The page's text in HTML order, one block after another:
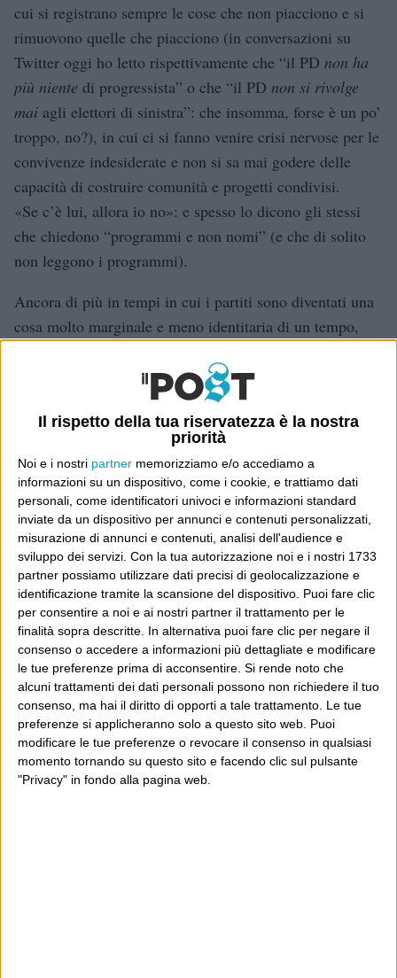
Il rispetto della tua riservatezza è la nostra
priorità
Noi e i nostri partner memorizziamo e/o accediamo a
informazioni su un dispositivo, come i cookie, e trattiamo dati
personali, come identificatori univoci e informazioni standard
inviate da un dispositivo per annunci e contenuti personalizzati,
misurazione di annunci e contenuti, analisi dell'audience e
sviluppo dei servizi. Con la tua autorizzazione noi e i nostri 1733
partner possiamo utilizzare dati precisi di geolocalizzazione e
identificazione tramite la scansione del dispositivo. Puoi fare clic
per consentire a noi e ai nostri partner il trattamento per le
finalità sopra descritte. In alternativa puoi fare clic per negare il
consenso o accedere a informazioni più dettagliate e modificare
le tue preferenze prima di acconsentire. Si rende noto che
alcuni trattamenti dei dati personali possono non richiedere il tuo
consenso, ma hai il diritto di opporti a tale trattamento. Le tue
preferenze si applicheranno solo a questo sito web. Puoi
modificare le tue preferenze o revocare il consenso in qualsiasi
momento tornando su questo sito e facendo clic sul pulsante
"Privacy" in fondo alla pagina web.
cui si registrano sempre le cose che non piacciono e si
rimuovono quelle che piacciono (in conversazioni su
Twitter oggi ho letto rispettivamente che “il PD non ha
più niente di progressista” o che “il PD non si rivolge
mai agli elettori di sinistra”: che insomma, forse è un po’
troppo, no?), in cui ci si fanno venire crisi nervose per le
convivenze indesiderate e non si sa mai godere delle
capacità di costruire comunità e progetti condivisi.
«Se c’è lui, allora io no»: e spesso lo dicono gli stessi
che chiedono “programmi e non nomi” (e che di solito
non leggono i programmi).
Ancora di più in tempi in cui i partiti sono diventati una
cosa molto marginale e meno identitaria di un tempo,
che votiamo una volta ogni tot anni sperando che questo
ottenga che accadano alcune cose che vorremmo, non
sono quello chesiamo.
E perché accadano, è meglio che molte altre persone –
persone assai diverse da noi – votino lo stesso partito.
Questo potrebbe essere fin qui un post generico e
generale che potrei avere scritto altre volte (e
sicuramente l’ho scritto altre volte), ma oggi lo dedico a
quella che mi sembra una strana pretesa: quella dei
rappresentanti o militanti di partiti nati decidendo di
uscire – legittimamente – da un grande e inclusivo
partito come il Partito Democratico, per – legittima –
insofferenza delle sue scelte prevalenti. Che va bene,
significa che le cose che accomunano sono diventate così
esigue e quelle che allontanano così inaccettabili che il
discorso che ho fatto qui sopra salta: il PD non è stato
più – per queste persone – il partito in cui convivere con